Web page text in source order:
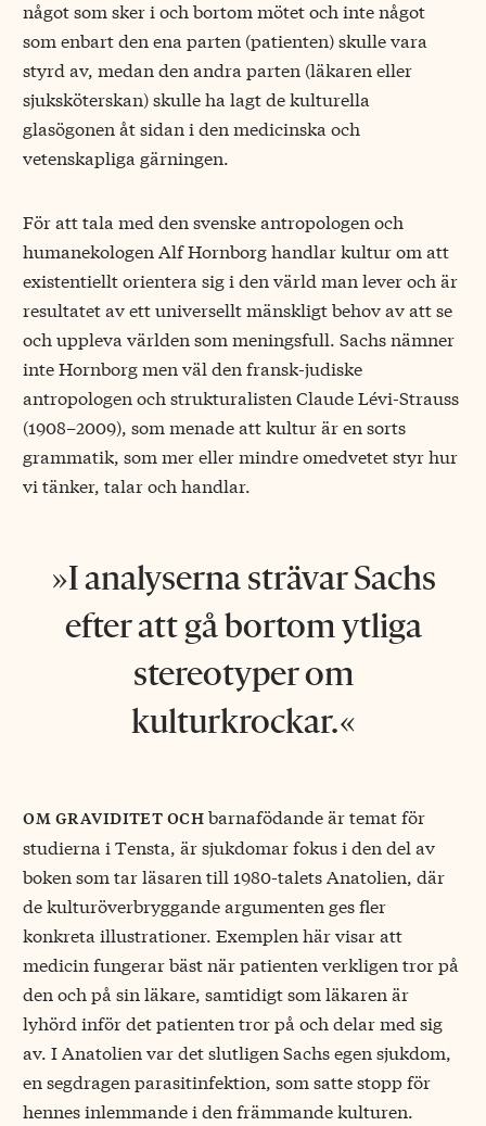
något som sker i och bortom mötet och inte något
som enbart den ena parten (patienten) skulle vara
styrd av, medan den andra parten (läkaren eller
sjuksköterskan) skulle ha lagt de kulturella
glasögonen åt sidan i den medicinska och
vetenskapliga gärningen.
För att tala med den svenske antropologen och
human­ekologen Alf Hornborg handlar kultur om att
existentiellt orientera sig i den värld man lever och är
resultatet av ett universellt mänskligt behov av att se
och uppleva världen som meningsfull. Sachs nämner
inte Hornborg men väl den fransk-judiske
antropologen och strukturalisten ­Claude Lévi­-Strauss
(1908–2009), som menade att kultur är en sorts
grammatik, som mer eller mindre omedvetet styr hur
vi tänker, talar och handlar.
I analyserna strävar Sachs
efter att gå bortom ytliga
stereotyper om
kulturkrockar.
om graviditet ochbarnafödande är temat för
studierna i Tensta, är sjukdomar fokus i den del av
boken som tar läsaren till 1980-talets Anatolien, där
de kulturöverbryggande argumenten ges fler
konkreta illustrationer. Exemplen här visar att
medicin fungerar bäst när patienten verkligen tror på
den och på sin läkare, samtidigt som läkaren är
lyhörd inför det patienten tror på och delar med sig
av. I Anatolien var det slutligen Sachs egen sjukdom,
en segdragen parasit­infektion, som satte stopp för
hennes inlemmande i den främmande kulturen.